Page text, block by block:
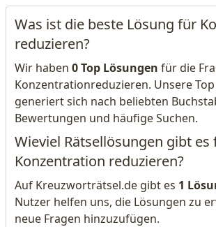
Was ist die beste Lösung für
reduzieren?
Wir haben 0 Top Lösungen für die
Konzentrationreduzieren. Unsere
generiert sich nach beliebten
Bewertungen und häufige Suchen.
Wieviel Rätsellösungen gibt es
Konzentration reduzieren?
Auf Kreuzworträtsel.de gibt es 1
Nutzer helfen uns, die Lösungen zu
neue Fragen hinzuzufügen.